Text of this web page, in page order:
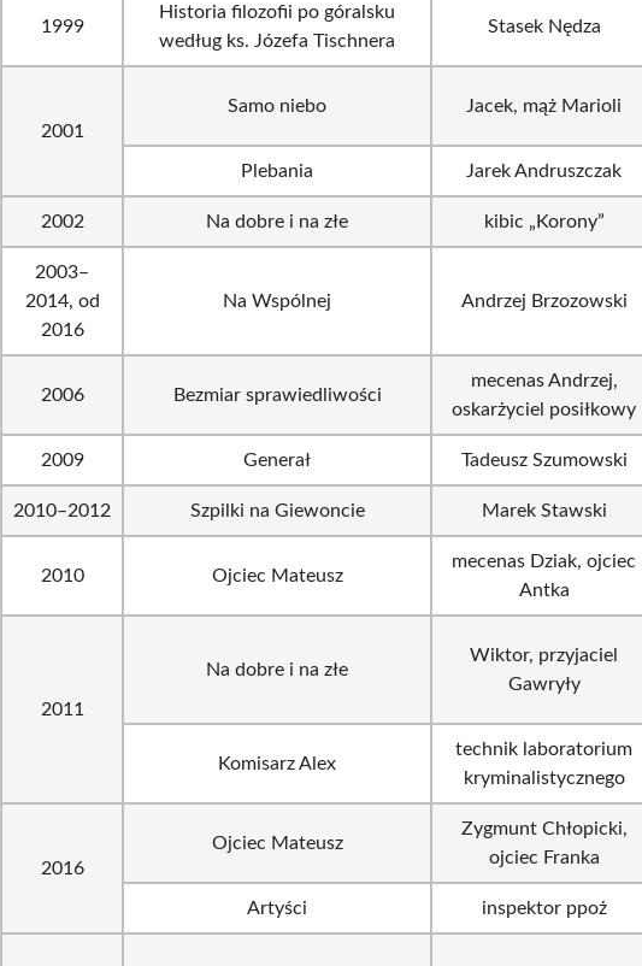
1999
Historia filozofii po góralsku
według ks. Józefa Tischnera
Stasek Nędza
2001
Samo niebo Jacek, mąż Marioli
Plebania Jarek Andruszczak
2002 Na dobre i na złe kibic „Korony”
2003–
2014, od
2016
Na Wspólnej Andrzej Brzozowski
2006 Bezmiar sprawiedliwości
mecenas Andrzej,
oskarżyciel posiłkowy
2009 Generał Tadeusz Szumowski
2010–2012 Szpilki na Giewoncie Marek Stawski
2010 Ojciec Mateusz
mecenas Dziak, ojciec
Antka
2011
Na dobre i na złe
Wiktor, przyjaciel
Gawryły
Komisarz Alex
technik laboratorium
kryminalistycznego
2016
Ojciec Mateusz
Zygmunt Chłopicki,
ojciec Franka
Artyści inspektor ppoż